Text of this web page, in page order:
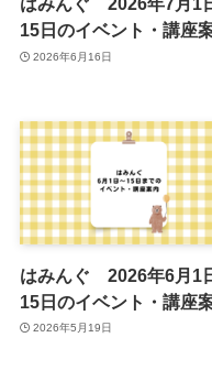
15日のイベント・講座
2026年6月16日
はみんぐ 2026年6月1
15日のイベント・講座
2026年5月19日